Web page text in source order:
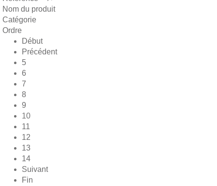
Nom du produit
Catégorie
Ordre
Début
Précédent
5
6
7
8
9
10
11
12
13
14
Suivant
Fin